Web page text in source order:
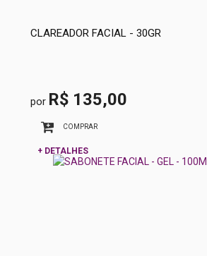
CLAREADOR FACIAL - 30GR
por R$ 135,00
COMPRAR
+ DETALHES